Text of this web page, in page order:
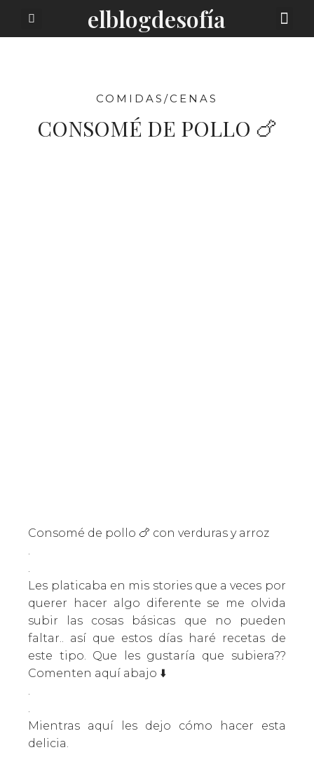
elblogdesofía
COMIDAS/CENAS
CONSOMÉ DE POLLO 🍗
Consomé de pollo 🍗 con verduras y arroz
.
.
Les platicaba en mis stories que a veces por
querer hacer algo diferente se me olvida
subir las cosas básicas que no pueden
faltar.. así que estos días haré recetas de
este tipo. Que les gustaría que subiera??
Comenten aquí abajo ⬇️
.
.
Mientras aquí les dejo cómo hacer esta
delicia.